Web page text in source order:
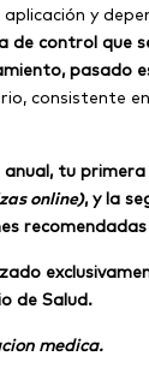
y
de control que
pasado
consistente
tu
online), y la
de Salud.
medica.